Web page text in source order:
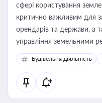
сфері користування
критично важливим для
орендарів та держави, а
управління земельними
Будівельна діяльність